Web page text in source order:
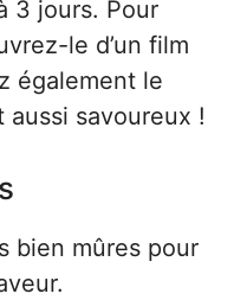
3 jours. Pour
le d’un film
également le
savoureux !
bien mûres pour